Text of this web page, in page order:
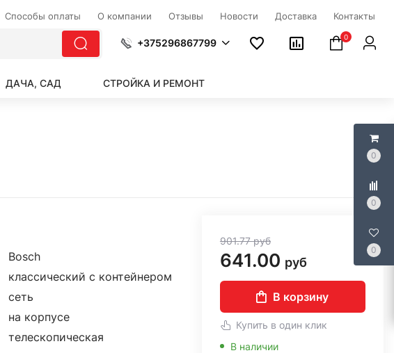
0
0
0
Способы оплаты О компании Отзывы Новости Доставка Контакты
+375296867799
0
ДАЧА, САД СТРОЙКА И РЕМОНТ
Bosch
классический с контейнером
сеть
на корпусе
телескопическая
901.77руб
641.00 руб
В корзину
Купить в один клик
В наличии